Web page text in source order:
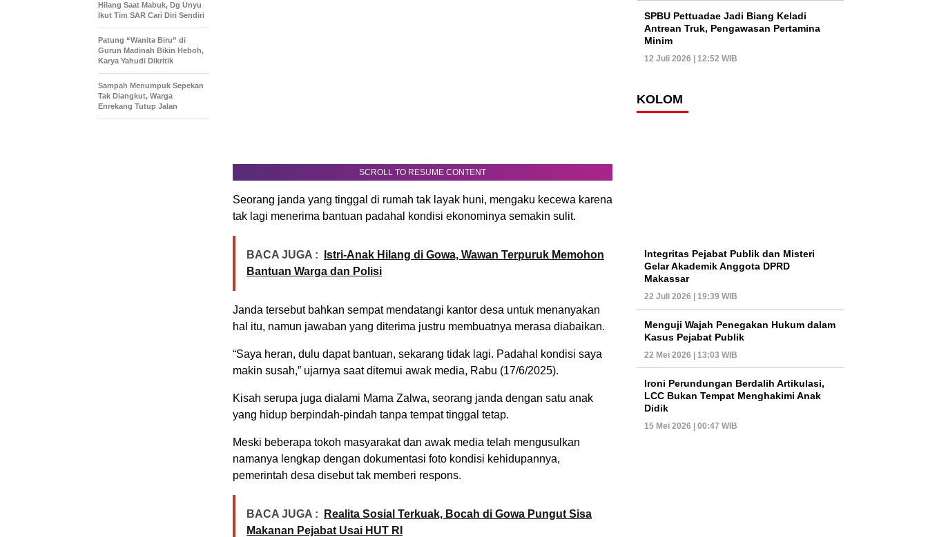
SCROLL TO RESUME CONTENT
Seorang janda yang tinggal di rumah tak layak huni, mengaku kecewa karena
tak lagi menerima bantuan padahal kondisi ekonominya semakin sulit.
BACA JUGA :
Istri-Anak Hilang di Gowa, Wawan Terpuruk Memohon
Bantuan Warga dan Polisi
Janda tersebut bahkan sempat mendatangi kantor desa untuk menanyakan
hal itu, namun jawaban yang diterima justru membuatnya merasa diabaikan.
“Saya heran, dulu dapat bantuan, sekarang tidak lagi. Padahal kondisi saya
makin susah,” ujarnya saat ditemui awak media, Rabu (17/6/2025).
Kisah serupa juga dialami Mama Zalwa, seorang janda dengan satu anak
yang hidup berpindah-pindah tanpa tempat tinggal tetap.
Meski beberapa tokoh masyarakat dan awak media telah mengusulkan
namanya lengkap dengan dokumentasi foto kondisi kehidupannya,
pemerintah desa disebut tak memberi respons.
BACA JUGA :
Realita Sosial Terkuak, Bocah di Gowa Pungut Sisa
Makanan Pejabat Usai HUT RI
Hilang Saat Mabuk, Dg Unyu
Ikut Tim SAR Cari Diri Sendiri
Patung “Wanita Biru” di
Gurun Madinah Bikin Heboh,
Karya Yahudi Dikritik
Sampah Menumpuk Sepekan
Tak Diangkut, Warga
Enrekang Tutup Jalan
SPBU Pettuadae Jadi Biang Keladi
Antrean Truk, Pengawasan Pertamina
Minim
12 Juli 2026 | 12:52 WIB
KOLOM
Integritas Pejabat Publik dan Misteri
Gelar Akademik Anggota DPRD
Makassar
22 Juli 2026 | 19:39 WIB
Menguji Wajah Penegakan Hukum dalam
Kasus Pejabat Publik
22 Mei 2026 | 13:03 WIB
Ironi Perundungan Berdalih Artikulasi,
LCC Bukan Tempat Menghakimi Anak
Didik
15 Mei 2026 | 00:47 WIB